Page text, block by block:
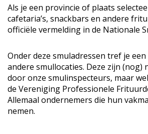
Als je een provincie of plaats
cafetaria’s, snackbars en andere
officiële vermelding in de Nationale
Onder deze smuladressen tref je
andere smullocaties. Deze zijn (nog)
door onze smulinspecteurs, maar
de Vereniging Professionele
Allemaal ondernemers die hun
nemen.